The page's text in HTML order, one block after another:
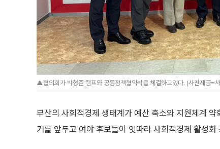
▲협의회가 박형준 캠프와 공동정책협약식을 체결하고있다. (사진제공=
부산의 사회적경제 생태계가 예산 축소와 지원체계
거를 앞두고 여야 후보들이 잇따라 사회적경제 활성